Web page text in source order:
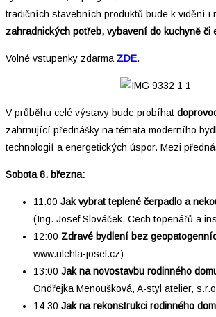
tradičních stavebních produktů bude k vidění i
zahradnických potřeb, vybavení do kuchyně či
Volné vstupenky zdarma ZDE.
V průběhu celé výstavy bude probíhat
zahrnující přednášky na témata moderního
technologií a energetických úspor. Mezi
Sobota 8. března:
11:00 Jak vybrat teplené čerpadlo a
(Ing. Josef Slováček, Cech topenářů a
12:00 Zdravé bydlení bez
www.ulehla-josef.cz)
13:00 Jak na novostavbu rodinného
Ondřejka Menoušková, A-styl atelier,
14:30 Jak na rekonstrukci rodinného